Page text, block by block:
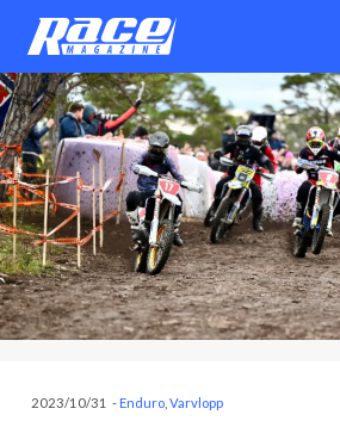
2023/10/31 -Enduro Varvlopp